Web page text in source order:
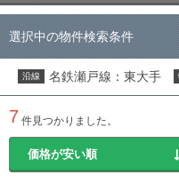
選択中の物件検索条件
沿線 名鉄瀬戸線：東大手
7 件見つかりました。